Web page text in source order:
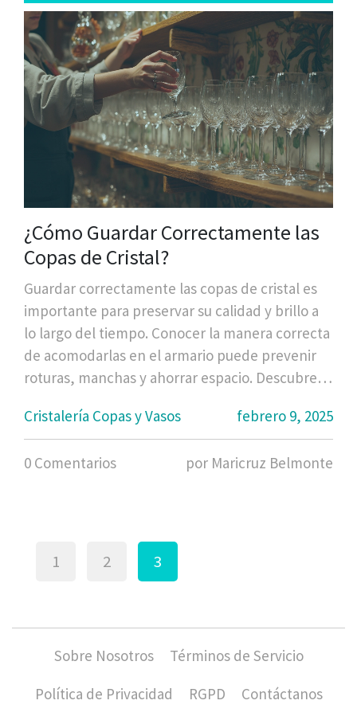
¿Cómo Guardar Correctamente las
Copas de Cristal?
Guardar correctamente las copas de cristal es
importante para preservar su calidad y brillo a
lo largo del tiempo. Conocer la manera correcta
de acomodarlas en el armario puede prevenir
roturas, manchas y ahorrar espacio. Descubre
organizarlas sin complicaciones. Aprende
también sobre el cuidado adecuado para evitar
que se empañen o rayen. ¡Haz que tus copas
Cristalería Copas y Vasos febrero 9, 2025
0 Comentarios por Maricruz Belmonte
1 2 3
Sobre Nosotros
Términos de Servicio
Política de Privacidad
RGPD Contáctanos